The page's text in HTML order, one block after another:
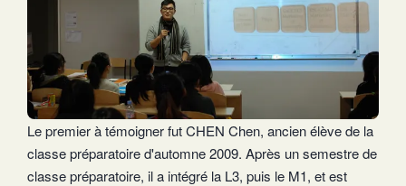
Le premier à témoigner fut CHEN Chen, ancien élève de la
classe préparatoire d'automne 2009. Après un semestre de
classe préparatoire, il a intégré la L3, puis le M1, et est